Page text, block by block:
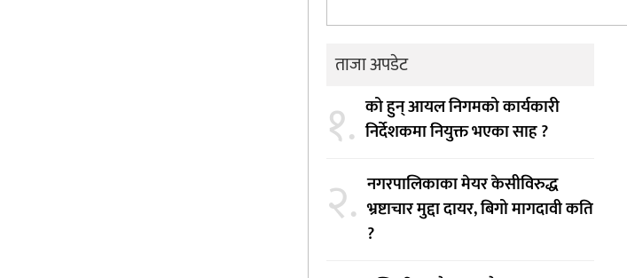
ताजा अपडेट
१. को हुन् आयल निगमको कार्यकारी
निर्देशकमा नियुक्त भएका साह ?
२. नगरपालिकाका मेयर केसीविरुद्ध
भ्रष्टाचार मुद्दा दायर, बिगो मागदावी कति
?